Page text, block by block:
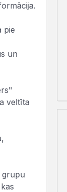
pie
un
veltīta
grupu